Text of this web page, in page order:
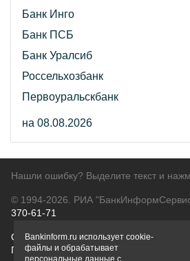
Банк Инго
Банк ПСБ
Банк Уралсиб
Россельхозбанк
Первоуральскбанк
на 08.08.2026
Нашли ошибку? Выделите текст и
© 1994-2026. РИА
370-61-71
О проектеПолитика
Правовая информацияДля
Bankinform.ru использует cookie-
файлы и обрабатывает
персональные данные с